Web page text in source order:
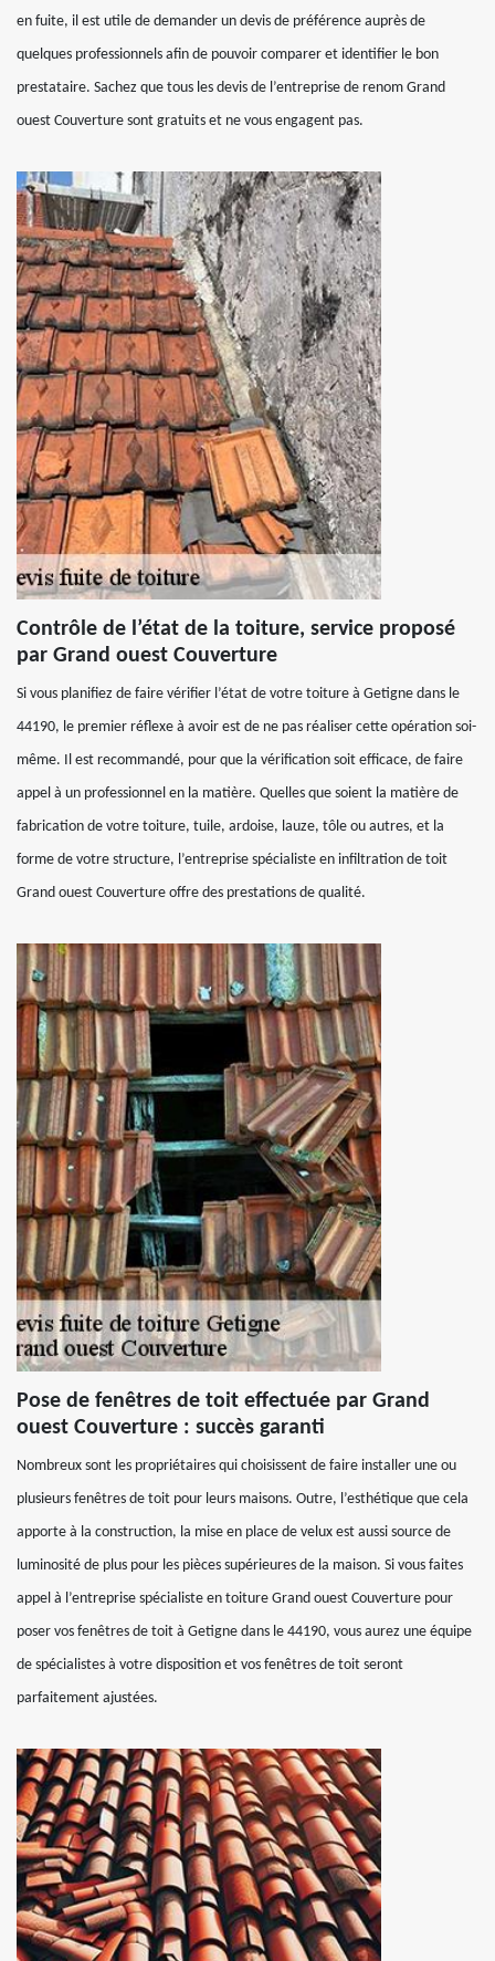
en fuite, il est utile de demander un devis de préférence auprès de
quelques professionnels afin de pouvoir comparer et identifier le bon
prestataire. Sachez que tous les devis de l’entreprise de renom Grand
ouest Couverture sont gratuits et ne vous engagent pas.
Contrôle de l’état de la toiture, service proposé
par Grand ouest Couverture
Si vous planifiez de faire vérifier l’état de votre toiture à Getigne dans le
44190, le premier réflexe à avoir est de ne pas réaliser cette opération soi-
même. Il est recommandé, pour que la vérification soit efficace, de faire
appel à un professionnel en la matière. Quelles que soient la matière de
fabrication de votre toiture, tuile, ardoise, lauze, tôle ou autres, et la
forme de votre structure, l’entreprise spécialiste en infiltration de toit
Grand ouest Couverture offre des prestations de qualité.
Pose de fenêtres de toit effectuée par Grand
ouest Couverture : succès garanti
Nombreux sont les propriétaires qui choisissent de faire installer une ou
plusieurs fenêtres de toit pour leurs maisons. Outre, l’esthétique que cela
apporte à la construction, la mise en place de velux est aussi source de
luminosité de plus pour les pièces supérieures de la maison. Si vous faites
appel à l’entreprise spécialiste en toiture Grand ouest Couverture pour
poser vos fenêtres de toit à Getigne dans le 44190, vous aurez une équipe
de spécialistes à votre disposition et vos fenêtres de toit seront
parfaitement ajustées.